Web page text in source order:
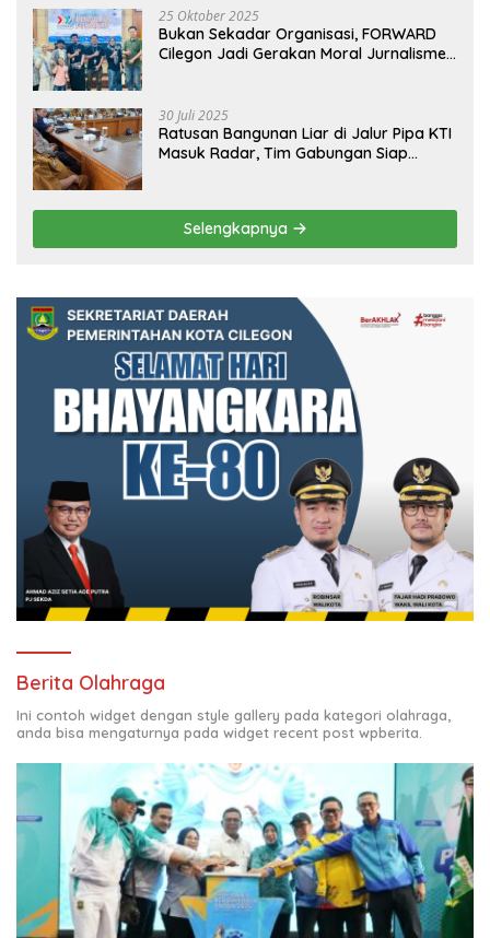
25 Oktober 2025
Bukan Sekadar Organisasi, FORWARD
Cilegon Jadi Gerakan Moral Jurnalisme
30 Juli 2025
Ratusan Bangunan Liar di Jalur Pipa KTI
Masuk Radar, Tim Gabungan Siap
Selengkapnya
Berita Olahraga
Ini contoh widget dengan style gallery pada kategori olahraga,
anda bisa mengaturnya pada widget recent post wpberita.